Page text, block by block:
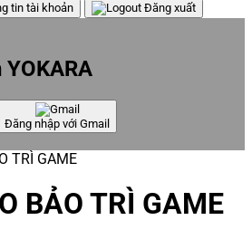
tin tài khoản Đăng xuất
Đăng nhập với Gmail
TRÌ GAME
BẢO TRÌ GAME